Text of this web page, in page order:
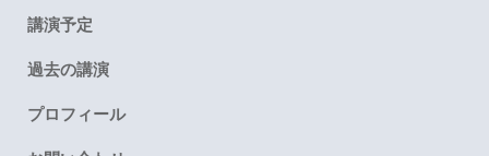
講演予定
過去の講演
プロフィール